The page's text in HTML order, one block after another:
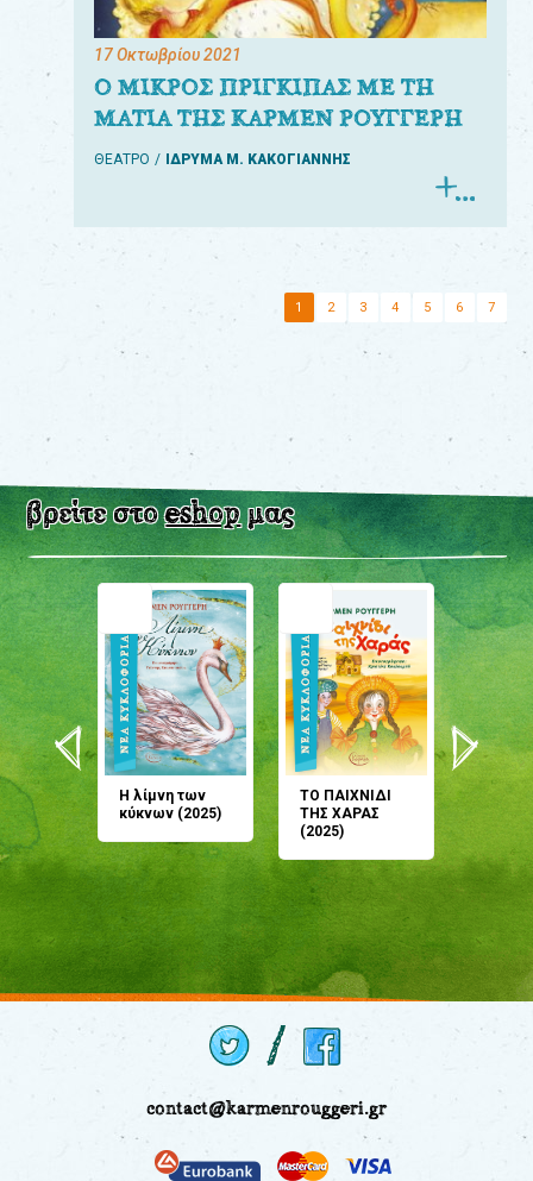
17 Οκτωβρίου 2021
Ο ΜΙΚΡΟΣ ΠΡΙΓΚΙΠΑΣ ΜΕ ΤΗ
ΜΑΤΙΑ ΤΗΣ ΚΑΡΜΕΝ ΡΟΥΓΓΕΡΗ
ΘΕΑΤΡΟ ΙΔΡΥΜΑ Μ. ΚΑΚΟΓΙΑΝΝΗΣ
1 2 3 4 5 6 7
βρείτε στοeshopμας
Η λίμνη των
κύκνων (2025)
ΤΟ ΠΑΙΧΝΙΔΙ
ΤΗΣ ΧΑΡΑΣ
(2025)
μου;
(2024)
contact@karmenrouggeri.gr